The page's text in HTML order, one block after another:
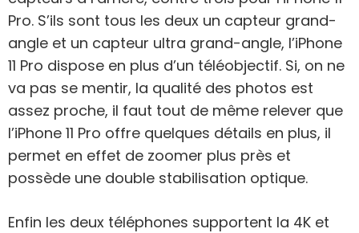
Pro. S’ils sont tous les deux un capteur grand-
angle et un capteur ultra grand-angle, l’iPhone
11 Pro dispose en plus d’un téléobjectif. Si, on ne
va pas se mentir, la qualité des photos est
assez proche, il faut tout de même relever que
l’iPhone 11 Pro offre quelques détails en plus, il
permet en effet de zoomer plus près et
possède une double stabilisation optique.
Enfin les deux téléphones supportent la 4K et